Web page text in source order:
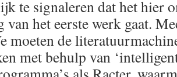
te signaleren dat het hier
van het eerste werk gaat.
moeten de
met behulp van